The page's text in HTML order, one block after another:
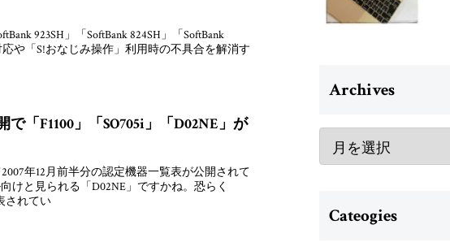
923SH」「SoftBank 824SH」「SoftBank
や「S!おなじみ操作」利用時の不具合を解消す
「F1100」「SO705i」「D02NE」が
年12月前半分の認定機器一覧表が公開されて
けと見られる「D02NE」ですかね。恐らく
されてい
Archives
Cateogies